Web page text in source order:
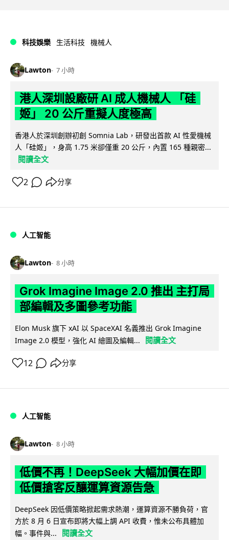
科技娛樂 生活科技 機械人
Lawton 7 小時
港人深圳設廠研 AI 成人機械人 「硅
姬」 20 公斤重擬人度極高
香港人於深圳創辦初創 Somnia Lab，研發出首款 AI 性愛機械
人「硅姬」，身高 1.75 米卻僅重 20 公斤，內置 165 種親密...
閱讀全文
2 分享
人工智能
Lawton 8 小時
Grok Imagine Image 2.0 推出 主打局
部編輯及多圖參考功能
Elon Musk 旗下 xAI 以 SpaceXAI 名義推出 Grok Imagine
Image 2.0 模型，強化 AI 繪圖及編輯...
閱讀全文
12 分享
人工智能
Lawton 8 小時
低價不再！DeepSeek 大幅加價在即
低價搶客反釀運算資源告急
DeepSeek 因低價策略掀起需求熱潮，運算資源不勝負荷，官
方於 8 月 6 日宣布即將大幅上調 API 收費，惟未公布具體加
幅。事件與...
閱讀全文